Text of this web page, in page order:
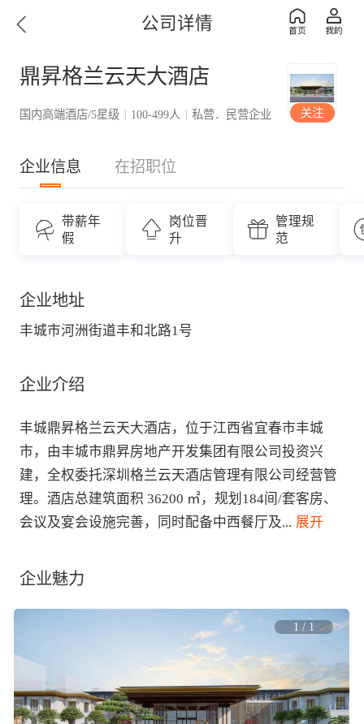
公司详情
鼎昇格兰云天大酒店
国内高端酒店/5星级 | 100-499人 | 私营．民营企业 关注
企业信息 在招职位
带薪年
假
岗位晋
升
管理规
范
企业地址
丰城市河洲街道丰和北路1号
企业介绍
丰城鼎昇格兰云天大酒店，位于江西省宜春市丰城
市，由丰城市鼎昇房地产开发集团有限公司投资兴
建，全权委托深圳格兰云天酒店管理有限公司经营管
理。酒店总建筑面积 36200 ㎡，规划184间/套客房、
会议及宴会设施完善，同时配备中西餐厅及... 展开
企业魅力
1 / 1